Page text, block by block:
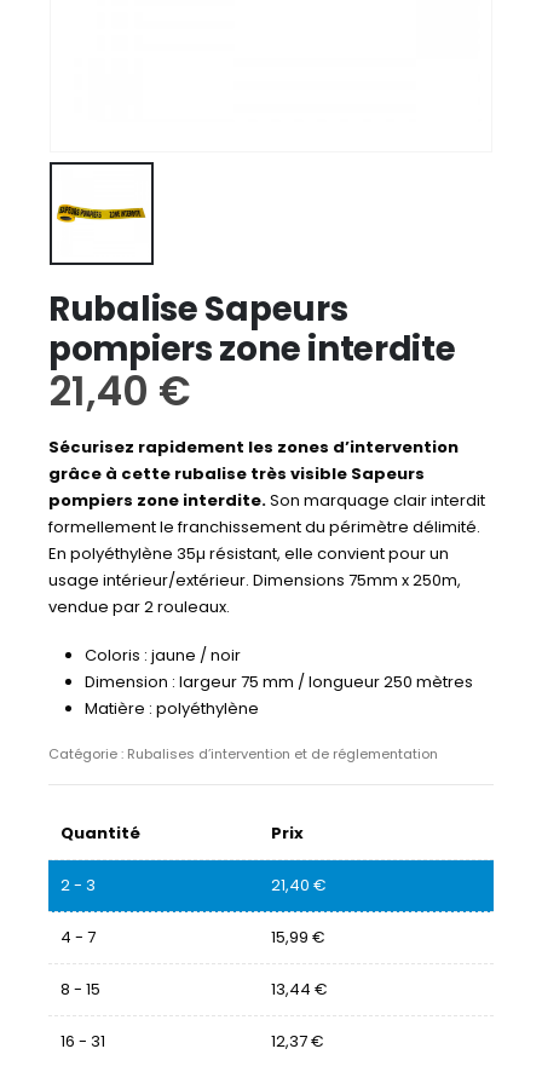
Rubalise Sapeurs
pompiers zone interdite
21,40 €
Sécurisez rapidement les zones d’intervention
grâce à cette rubalise très visible Sapeurs
pompiers zone interdite.Son marquage clair interdit
formellement le franchissement du périmètre délimité.
En polyéthylène 35µ résistant, elle convient pour un
usage intérieur/extérieur. Dimensions 75mm x 250m,
vendue par 2 rouleaux.
Coloris : jaune / noir
Dimension : largeur 75 mm / longueur 250 mètres
Matière : polyéthylène
Catégorie : Rubalises d’intervention et de réglementation
Quantité Prix
2 - 3 21,40 €
4 - 7 15,99 €
8 - 15 13,44 €
16 - 31 12,37€